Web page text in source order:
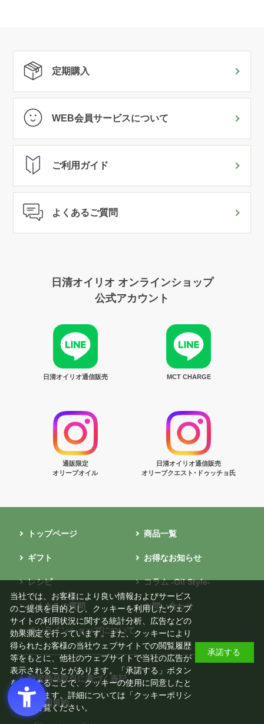
定期購入
WEB会員サービスについて
ご利用ガイド
よくあるご質問
日清オイリオ オンラインショップ
公式アカウント
日清オイリオ通信販売 MCT CHARGE
通販限定
オリーブオイル
日清オイリオ通信販売
オリーブクエスト･ドゥッチョ氏
トップページ 商品一覧
ギフト お得なお知らせ
レシピ コラム -Oil Style-
よくあるご質問 お問い合わせ
オンラインショップについて
特定商品取引に基づく表記
ご利用規約
当社では、お客様により良い情報およびサービス
のご提供を目的とし、クッキーを利用したウェブ
サイトの利用状況に関する統計分析、広告などの
効果測定を行っています。また、クッキーにより
得られたお客様の当社ウェブサイトでの閲覧履歴
等をもとに、他社のウェブサイトで当社の広告が
表示されることがあります。「承諾する」ボタン
を押下することで、クッキーの使用に同意したと
みなされます。詳細については「クッキーポリシ
ー
」をご覧ください。
承諾する